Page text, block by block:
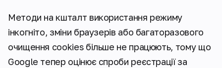
Методи на кшталт використання режиму
інкогніто, зміни браузерів або багаторазового
очищення cookies більше не працюють, тому що
Google тепер оцінює спроби реєстрації за